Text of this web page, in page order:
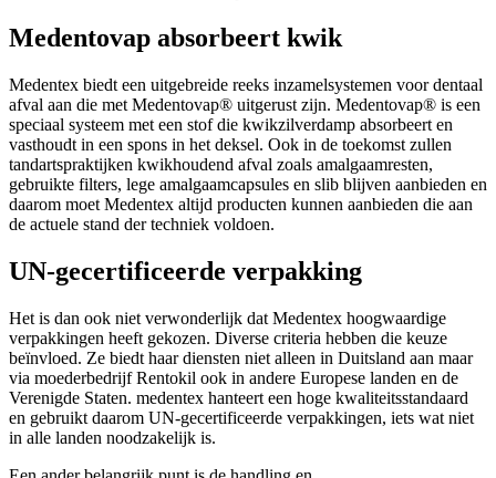
Medentovap absorbeert kwik
Medentex biedt een uitgebreide reeks inzamelsystemen voor dentaal
afval aan die met Medentovap® uitgerust zijn. Medentovap® is een
speciaal systeem met een stof die kwikzilverdamp absorbeert en
vasthoudt in een spons in het deksel. Ook in de toekomst zullen
tandartspraktijken kwikhoudend afval zoals amalgaamresten,
gebruikte filters, lege amalgaamcapsules en slib blijven aanbieden en
daarom moet Medentex altijd producten kunnen aanbieden die aan
de actuele stand der techniek voldoen.
UN-gecertificeerde verpakking
Het is dan ook niet verwonderlijk dat Medentex hoogwaardige
verpakkingen heeft gekozen. Diverse criteria hebben die keuze
beïnvloed. Ze biedt haar diensten niet alleen in Duitsland aan maar
via moederbedrijf Rentokil ook in andere Europese landen en de
Verenigde Staten. medentex hanteert een hoge kwaliteitsstandaard
en gebruikt daarom UN-gecertificeerde verpakkingen, iets wat niet
in alle landen noodzakelijk is.